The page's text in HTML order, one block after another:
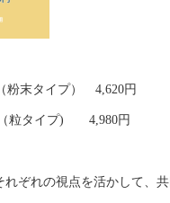
粉末タイプ） 4,620円
（粒タイプ) 4,980円
ぞれの視点を活かして、共